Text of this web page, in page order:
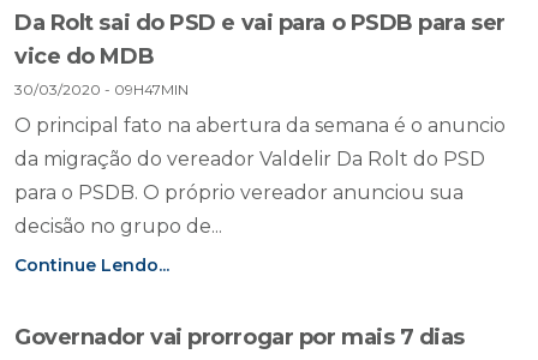
Da Rolt sai do PSD e vai para o PSDB para ser
vice do MDB
30/03/2020 - 09H47MIN
O principal fato na abertura da semana é o anuncio
da migração do vereador Valdelir Da Rolt do PSD
para o PSDB. O próprio vereador anunciou sua
decisão no grupo de...
Continue Lendo...
Governador vai prorrogar por mais 7 dias